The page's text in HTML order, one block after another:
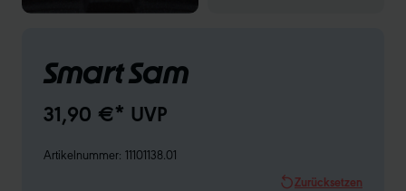
Smart Sam
31,90 €* UVP
Artikelnummer: 11101138.01
Zurücksetzen